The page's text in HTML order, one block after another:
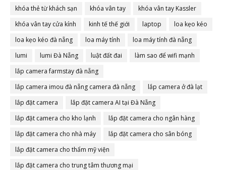
khóa thẻ từ khách sạn
khóa vân tay
khóa vân tay Kassler
khóa vân tay cửa kính
kinh tế thế giới laptop
loa kẹo kéo
loa kẹo kéo đà nẵng
loa máy tính
loa máy tính đà nẵng
lumi
lumi Đà Nẵng luật đất đai
làm sao để wifi mạnh
lắp camera farmstay đà nẵng
lắp camera imou đà nẵng camera đà nẵng
lắp camera ở đà lạt
lắp đặt camera
lắp đặt camera AI tại Đà Nẵng
lắp đặt camera cho kho lạnh
lắp đặt camera cho ngân hàng
lắp đặt camera cho nhà máy
lắp đặt camera cho sân bóng
lắp đặt camera cho thẩm mỹ viện
lắp đặt camera cho trung tâm thương mại